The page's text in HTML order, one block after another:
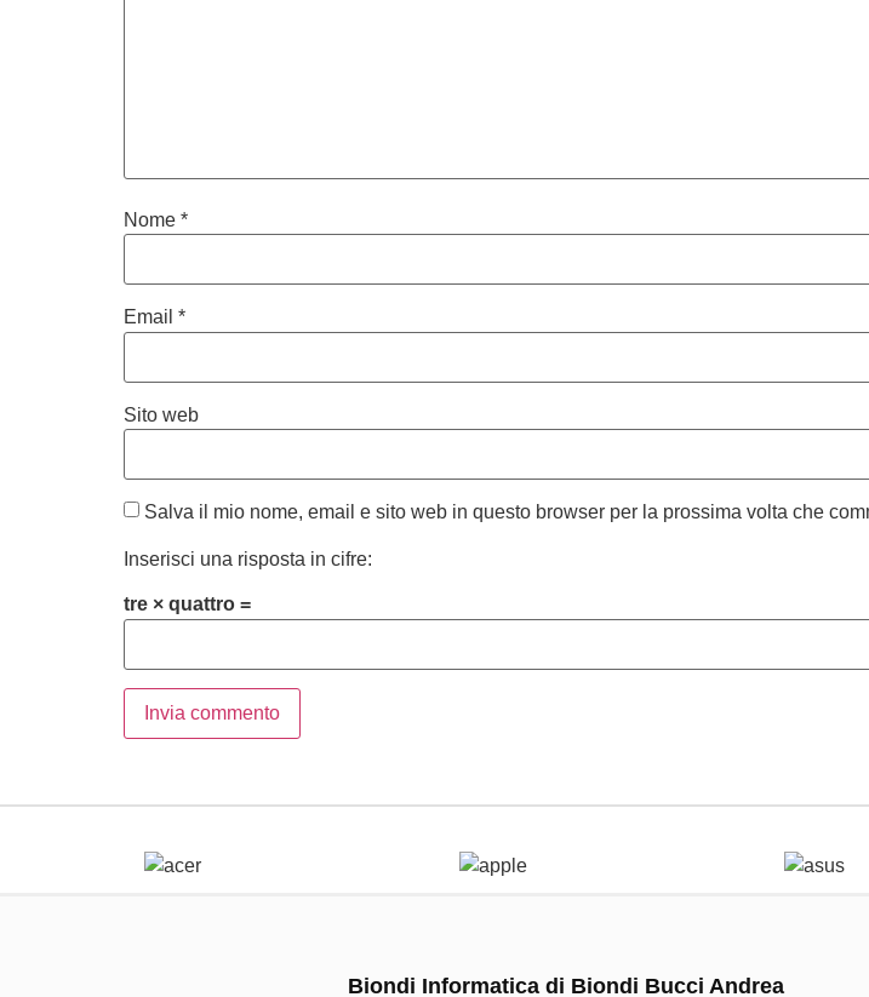
Nome *
Email *
Sito web
Salva il mio nome, email e sito web in questo browser per la prossima volta che
Inserisci una risposta in cifre:
tre × quattro =
Biondi Informatica di Biondi Bucci Andrea